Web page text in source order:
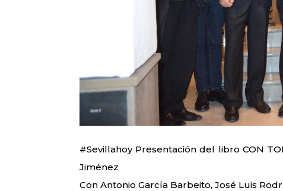
#Sevillahoy Presentación del libro CON
Jiménez
Con Antonio García Barbeito, José Luis